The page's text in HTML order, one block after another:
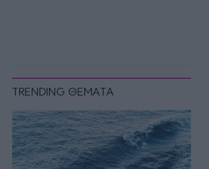
TRENDING ΘΕΜΑΤΑ